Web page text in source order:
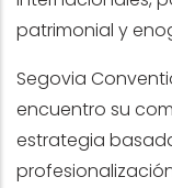
patrimonial y
Segovia
encuentro su
estrategia